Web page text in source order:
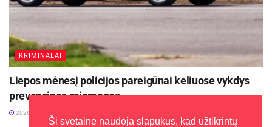
KRIMINALAI
Liepos mėnesį policijos pareigūnai keliuose vykdys
prevencines priemones
2026-07-01
Ši svetainė naudoja slapukus, kad užtikrintų